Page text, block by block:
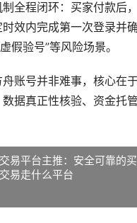
全程闭环：买家付款后
效内完成第一次登录并
假验号”等风险场景。
舟账号并非难事，核心在
据真正性核验、资金托
易平台主推：安全可靠的
易走什么平台